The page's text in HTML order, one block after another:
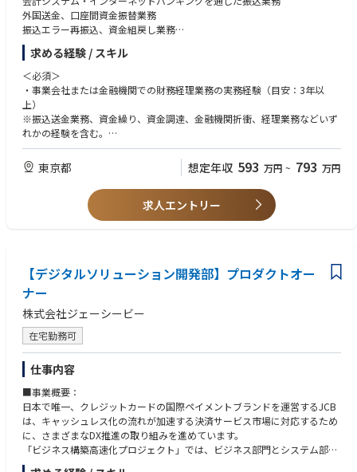
外国送金、口座間資金振替業務
振込エラー再振込、資金組戻し業務
2. 資金繰り・資金調達業務
資金繰り計画の策定および実績管理
借入およびコマーシャルペーパー発行による資金調達
金融機関との折衝（渉外対応）
3. 決算業務
四半期・年次決算監査法人対応、内部監査対応
４. 財務領域の業務改善（BPR）
会計・財務システムの改善および要件定義
RPAなどのデジタルツール導入による業務効率化
求める経験 / スキル
＜必須＞
・事業会社または金融機関での財務経理業務の実務経験（目安：3年以
上）
※振込送金業務、資金繰り、資金調達、金融機関折衝、経理業務などいず
れかの経験を含む。
・日商簿記2級レベルの経理知識
・会計システムの利用経験、Excelを中心としたデータ集計スキル
（Vlookup等を使った財務数値の集計実務など）
・資金調達（借入・社債・債権流動化）または金融機関折衝の実務経験
・予算策定、中期経営計画、事業計画に関する経験
・監査対応（外部監査、J-SOX、内部監査）の経験
・財務システム改善・BPR・RPA推進などの業務改革経験
・クレジットカード会社、ノンバンクなどでの業務の経験
・CPA、簿記1級、FP、CFA、MBAなどの関連資格保有
東京都 想定年収 593 万円 ~ 793 万円
求人エントリー
【デジタルソリューション開発部】プロダクトオー
ナー
株式会社ジェーシービー
在宅勤務可
仕事内容
■事業概要：
日本で唯一、クレジットカードの国際ペイメントブランドを運営するJCB
は、キャッシュレス化の流れが加速する決済サービス市場に対応するため
に、さまざまなDX推進の取り組みを進めています。
「ビジネス構築高速化プロジェクト」では、ビジネス部門とシステム部門
が一体となった開発体制にて、お客様にとって価値のあるサービスを迅速